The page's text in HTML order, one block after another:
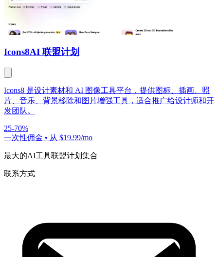
Icons8AI 联盟计划
Icons8 是设计素材和 AI 图像工具平台，提供图标、插画、照
片、音乐、背景移除和图片增强工具，适合推广给设计师和开
发团队。
25-70%
一次性佣金 • 从 $19.99/mo
最大的AI工具联盟计划集合
联系方式